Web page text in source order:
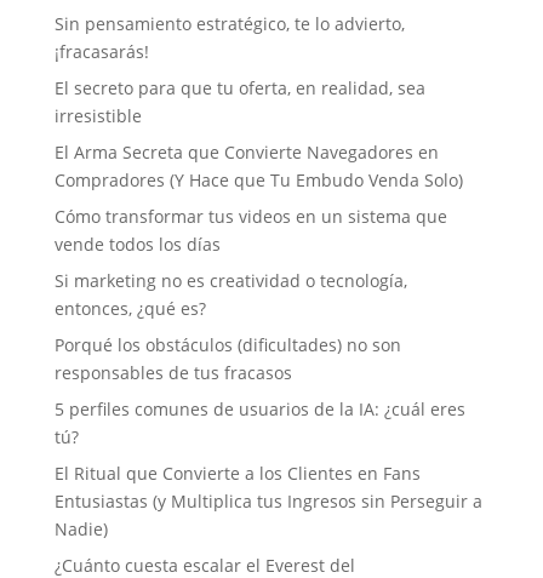
Sin pensamiento estratégico, te lo advierto,
¡fracasarás!
El secreto para que tu oferta, en realidad, sea
irresistible
El Arma Secreta que Convierte Navegadores en
Compradores (Y Hace que Tu Embudo Venda Solo)
Cómo transformar tus videos en un sistema que
vende todos los días
Si marketing no es creatividad o tecnología,
entonces, ¿qué es?
Porqué los obstáculos (dificultades) no son
responsables de tus fracasos
5 perfiles comunes de usuarios de la IA: ¿cuál eres
tú?
El Ritual que Convierte a los Clientes en Fans
Entusiastas (y Multiplica tus Ingresos sin Perseguir a
Nadie)
¿Cuánto cuesta escalar el Everest del